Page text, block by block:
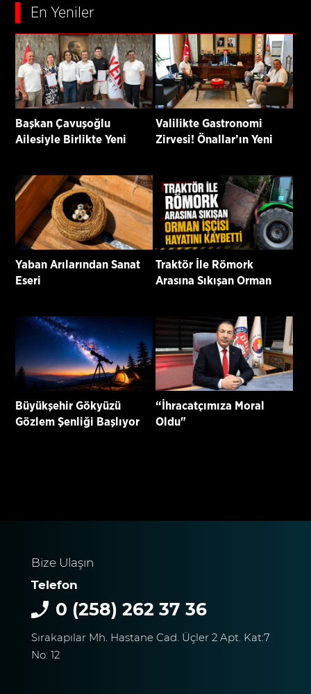
En Yeniler
Başkan Çavuşoğlu
Ailesiyle Birlikte Yeni
Valilikte Gastronomi
Zirvesi! Önallar’ın Yeni
Yaban Arılarından Sanat
Eseri
Traktör İle Römork
Arasına Sıkışan Orman
Büyükşehir Gökyüzü
Gözlem Şenliği Başlıyor
“İhracatçımıza Moral
Oldu"
Bize Ulaşın
Telefon
0 (258) 262 37 36
Sırakapılar Mh. Hastane Cad. Üçler 2 Apt. Kat:7
No: 12